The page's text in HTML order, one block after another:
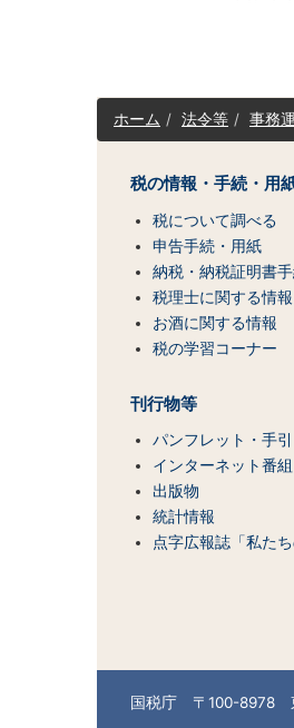
サ
イ
（コ
ホーム 法令等 事務
税の情報・手続・用
税について調べる
申告手続・用紙
納税・納税証明書
税理士に関する情報
お酒に関する情報
税の学習コーナー
刊行物等
パンフレット・手引
インターネット番組
出版物
統計情報
点字広報誌「私たち
国税庁 〒100-8978